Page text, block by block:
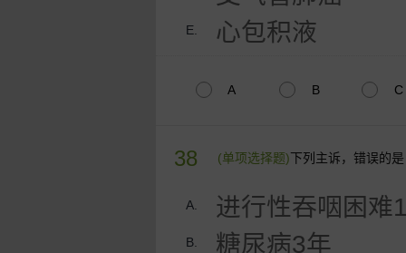
E. 心包积液
A B C
38 (单项选择题)下列主诉，错误的
A. 进行性吞咽困难
B. 糖尿病3年